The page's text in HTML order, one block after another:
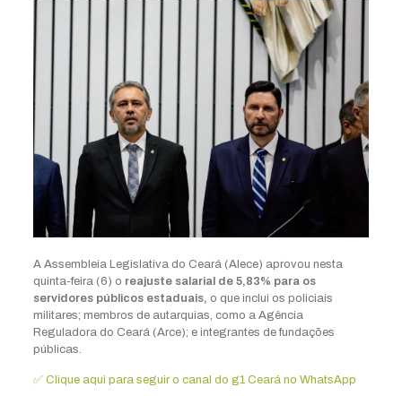
A Assembleia Legislativa do Ceará (Alece) aprovou nesta
quinta-feira (6) o reajuste salarial de 5,83% para os
servidores públicos estaduais, o que inclui os policiais
militares; membros de autarquias, como a Agência
Reguladora do Ceará (Arce); e integrantes de fundações
públicas.
✅ Clique aqui para seguir o canal do g1 Ceará no WhatsApp